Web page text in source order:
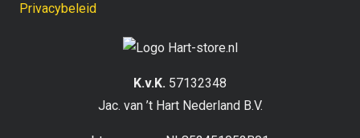
Privacybeleid
K.v.K. 57132348
Jac. van ’t Hart Nederland B.V.